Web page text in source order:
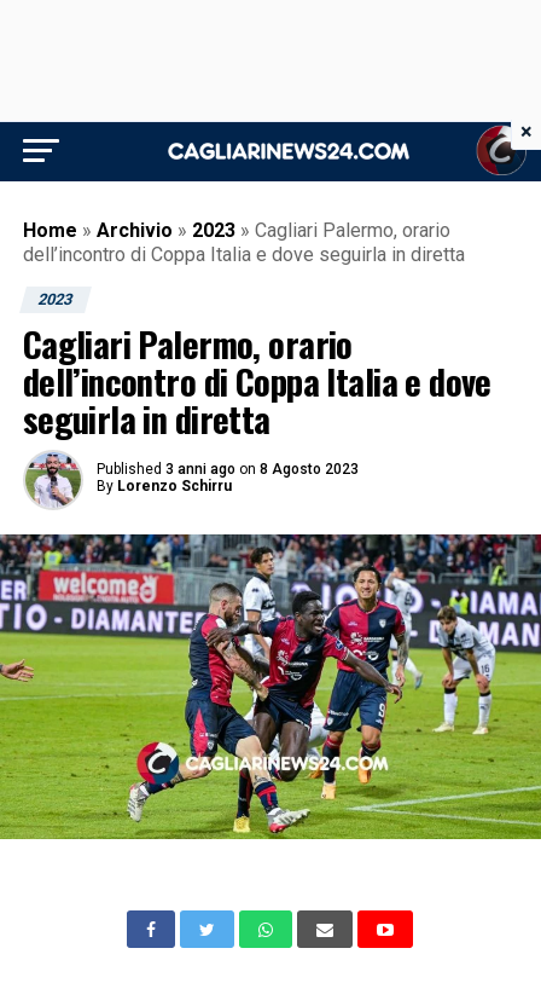
Home » Archivio » 2023 » Cagliari Palermo, orario
dell’incontro di Coppa Italia e dove seguirla in diretta
2023
Cagliari Palermo, orario
dell’incontro di Coppa Italia e dove
seguirla in diretta
Published 3 anni ago on 8 Agosto 2023
By Lorenzo Schirru
×